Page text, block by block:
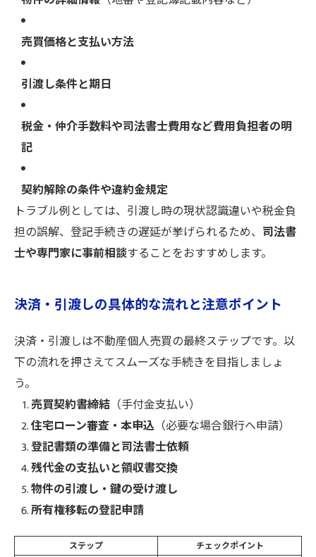
売買価格と支払い方法
引渡し条件と期日
税金・仲介手数料や司法書士費用など費用負担者の明
記
契約解除の条件や違約金規定
トラブル例としては、引渡し時の現状認識違いや税金負
担の誤解、登記手続きの遅延が挙げられるため、 司法書
士や専門家に事前相談することをおすすめします。
決済・引渡しの具体的な流れと注意ポイント
決済・引渡しは不動産個人売買の最終ステップです。以
下の流れを押さえてスムーズな手続きを目指しましょ
う。
売買契約書締結 （手付金支払い）
住宅ローン審査・本申込 （必要な場合銀行へ申請）
登記書類の準備と司法書士依頼
残代金の支払いと領収書交換
物件の引渡し・鍵の受け渡し
所有権移転の登記申請
ステップ
チェックポイント